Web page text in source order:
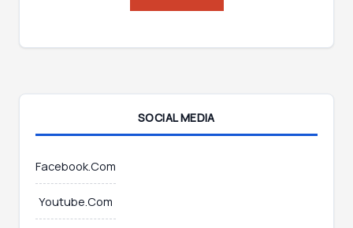
E
a
i
SOCIAL MEDIA
Facebook.Com
Youtube.Com